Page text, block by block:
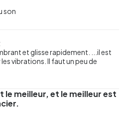
son
et glisse rapidement. ...il est
vibrations. Il faut un peu de
le meilleur, et le meilleur est